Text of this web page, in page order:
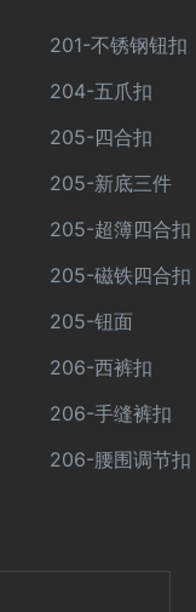
201-不锈钢钮扣
204-五爪扣
205-四合扣
205-新底三件
205-超簿四合扣
205-磁铁四合扣
205-钮面
206-西裤扣
206-手缝裤扣
206-腰围调节扣